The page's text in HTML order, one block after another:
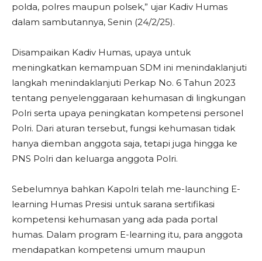
polda, polres maupun polsek,” ujar Kadiv Humas
dalam sambutannya, Senin (24/2/25).
Disampaikan Kadiv Humas, upaya untuk
meningkatkan kemampuan SDM ini menindaklanjuti
langkah menindaklanjuti Perkap No. 6 Tahun 2023
tentang penyelenggaraan kehumasan di lingkungan
Polri serta upaya peningkatan kompetensi personel
Polri. Dari aturan tersebut, fungsi kehumasan tidak
hanya diemban anggota saja, tetapi juga hingga ke
PNS Polri dan keluarga anggota Polri.
Sebelumnya bahkan Kapolri telah me-launching E-
learning Humas Presisi untuk sarana sertifikasi
kompetensi kehumasan yang ada pada portal
humas. Dalam program E-learning itu, para anggota
mendapatkan kompetensi umum maupun